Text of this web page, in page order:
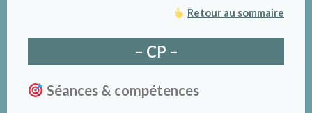
Retour au sommaire
– CP –
Séances & compétences